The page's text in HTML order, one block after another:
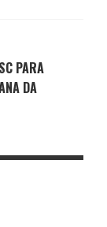
PARA
DA